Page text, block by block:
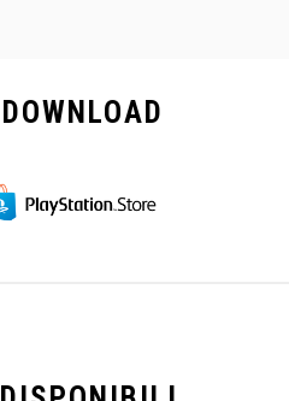
DOWNLOAD